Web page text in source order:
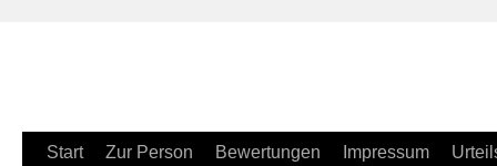
Zum
Start Zur Person Bewertungen Impressum